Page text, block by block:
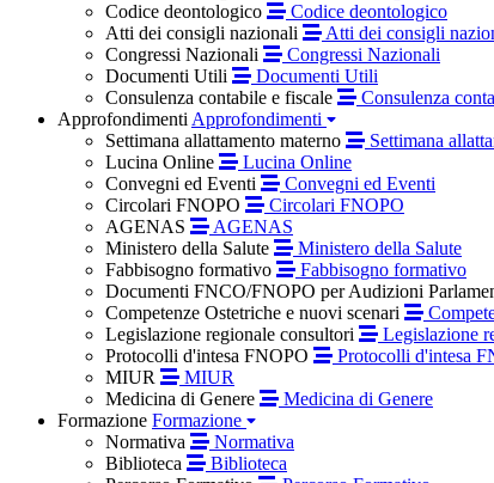
Codice deontologico
Codice deontologico
Atti dei consigli nazionali
Atti dei consigli
Congressi Nazionali
Congressi Nazionali
Documenti Utili
Documenti Utili
Consulenza contabile e fiscale
Consulenza
Approfondimenti Approfondimenti
Settimana allattamento materno
Settimana
Lucina Online
Lucina Online
Convegni ed Eventi
Convegni ed Eventi
Circolari FNOPO
Circolari FNOPO
AGENAS
AGENAS
Ministero della Salute
Ministero della Salute
Fabbisogno formativo
Fabbisogno formativo
Documenti FNCO/FNOPO per Audizioni
Competenze Ostetriche e nuovi scenari
Legislazione regionale consultori
Legislazione
Protocolli d'intesa FNOPO
Protocolli d'intesa
MIUR
MIUR
Medicina di Genere
Medicina di Genere
Formazione Formazione
Normativa
Normativa
Biblioteca
Biblioteca